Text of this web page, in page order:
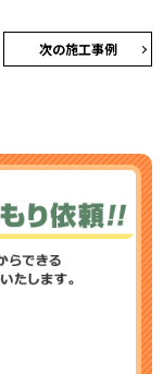
次の施工事例